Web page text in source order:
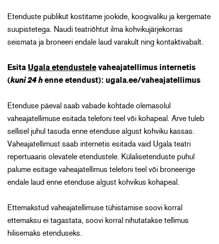
Etenduste publikut kostitame jookide, koogivaliku ja kergemate
suupistetega. Naudi teatriõhtut ilma kohvikujärjekorras
seismata ja broneeri endale laud varakult ning kontaktivabalt.
Esita Ugala etendustele vaheajatellimus internetis
(kuni 24 h enne etendust): ugala.ee/vaheajatellimus
Etenduse päeval saab vabade kohtade olemasolul
vaheajatellimuse esitada telefoni teel või kohapeal. Arve tuleb
sellisel juhul tasuda enne etenduse algust kohviku kassas.
Vaheajatellimust saab internetis esitada vaid Ugala teatri
repertuaaris olevatele etendustele. Külalisetenduste puhul
palume esitage vaheajatellimus telefoni teel või broneerige
endale laud enne etenduse algust kohvikus kohapeal.
Ettemakstud vaheajatellimuse tühistamise soovi korral
ettemaksu ei tagastata, soovi korral nihutatakse tellimus
hilisemaks etenduseks.